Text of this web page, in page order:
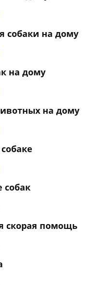
собаки на дому
на дому
на дому
собак
скорая помощь